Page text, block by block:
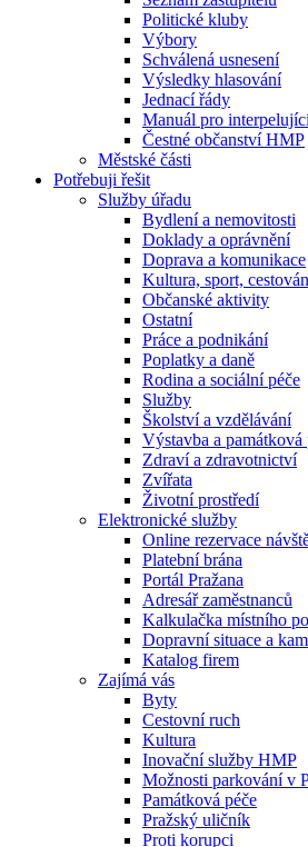
Politické kluby
Výbory
Schválená usnesení
Výsledky hlasování
Jednací řády
Manuál pro
Čestné občanství HMP
Městské části
Potřebuji řešit
Služby úřadu
Bydlení a nemovitosti
Doklady a oprávnění
Doprava a komunikace
Kultura, sport,
Občanské aktivity
Ostatní
Práce a podnikání
Poplatky a daně
Rodina a sociální péče
Služby
Školství a vzdělávání
Výstavba a památková
Zdraví a zdravotnictví
Zvířata
Životní prostředí
Elektronické služby
Online rezervace
Platební brána
Portál Pražana
Adresář zaměstnanců
Kalkulačka místního
Dopravní situace a
Katalog firem
Zajímá vás
Byty
Cestovní ruch
Kultura
Inovační služby HMP
Možnosti parkování v
Památková péče
Pražský uličník
Proti korupci